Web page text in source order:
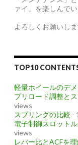
ァイ」を楽しんでい
よろしくお願いし
TOP10
軽量ホイールのデ
プリロード調整と
views
スプリングの比較 -
電子制御スロット
views
レバー比とACFを